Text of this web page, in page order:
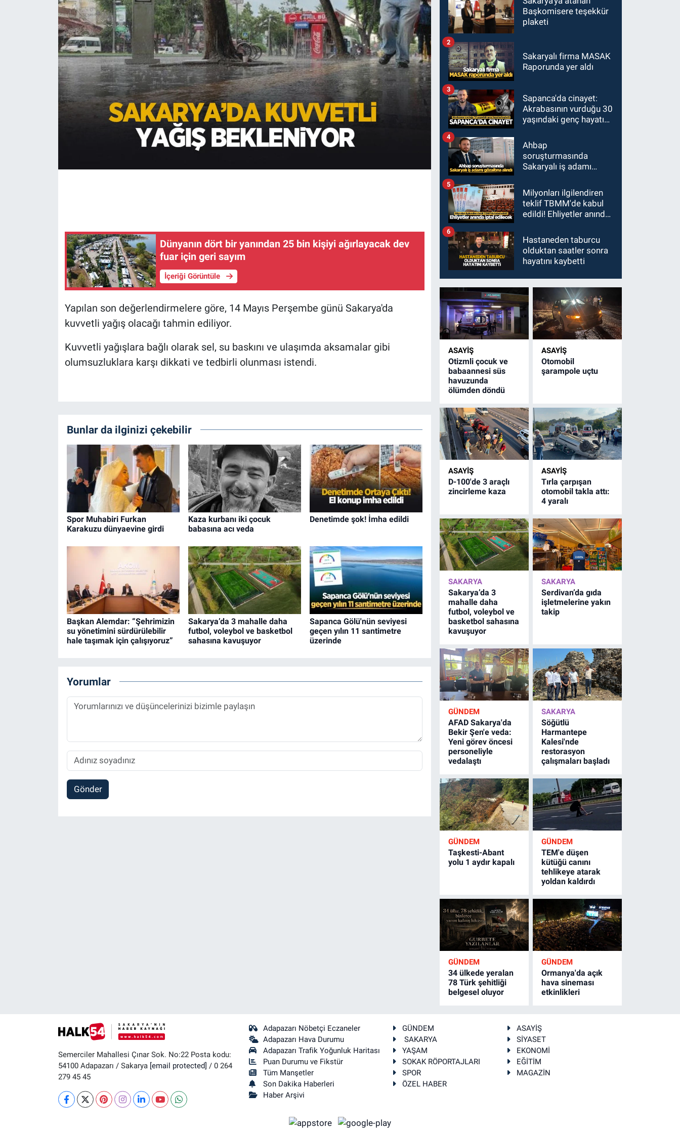
Dünyanın dört bir yanından 25 bin kişiyi ağırlayacak dev
fuar için geri sayım
İçeriği Görüntüle
Yapılan son değerlendirmelere göre, 14 Mayıs Perşembe günü Sakarya'da
kuvvetli yağış olacağı tahmin ediliyor.
Kuvvetli yağışlara bağlı olarak sel, su baskını ve ulaşımda aksamalar gibi
olumsuzluklara karşı dikkati ve tedbirli olunması istendi.
Bunlar da ilginizi çekebilir
Spor Muhabiri Furkan
Karakuzu dünyaevine girdi
Kaza kurbanı iki çocuk
babasına acı veda
Denetimde şok! İmha edildi
Başkan Alemdar: “Şehrimizin
su yönetimini sürdürülebilir
hale taşımak için çalışıyoruz”
Sakarya’da 3 mahalle daha
futbol, voleybol ve basketbol
sahasına kavuşuyor
Sapanca Gölü'nün seviyesi
geçen yılın 11 santimetre
üzerinde
Yorumlar
Gönder
Başkomisere teşekkür
plaketi
Sakaryalı firma MASAK
Raporunda yer aldı
2
Sapanca'da cinayet:
Akrabasının vurduğu 30
yaşındaki genç hayatını
3
Ahbap
soruşturmasında
Sakaryalı iş adamı
4
Milyonları ilgilendiren
teklif TBMM'de kabul
edildi! Ehliyetler anında
5
Hastaneden taburcu
olduktan saatler sonra
hayatını kaybetti
6
ASAYİŞ
Otizmli çocuk ve
babaannesi süs
havuzunda
ölümden döndü
ASAYİŞ
Otomobil
şarampole uçtu
ASAYİŞ
D-100'de 3 araçlı
zincirleme kaza
ASAYİŞ
Tırla çarpışan
otomobil takla attı:
4 yaralı
SAKARYA
Sakarya’da 3
mahalle daha
futbol, voleybol ve
basketbol sahasına
kavuşuyor
SAKARYA
Serdivan’da gıda
işletmelerine yakın
takip
GÜNDEM
AFAD Sakarya'da
Bekir Şen'e veda:
Yeni görev öncesi
personeliyle
vedalaştı
SAKARYA
Söğütlü
Harmantepe
Kalesi'nde
restorasyon
çalışmaları başladı
GÜNDEM
Taşkesti-Abant
yolu 1 aydır kapalı
GÜNDEM
TEM'e düşen
kütüğü canını
tehlikeye atarak
yoldan kaldırdı
GÜNDEM
34 ülkede yeralan
78 Türk şehitliği
belgesel oluyor
GÜNDEM
Ormanya'da açık
hava sineması
etkinlikleri
Semerciler Mahallesi Çınar Sok. No:22 Posta kodu:
54100 Adapazarı / Sakarya [email protected] / 0 264
279 45 45
Adapazarı Nöbetçi Eczaneler
Adapazarı Hava Durumu
Adapazarı Trafik Yoğunluk Haritası
Puan Durumu ve Fikstür
Tüm Manşetler
Son Dakika Haberleri
Haber Arşivi
GÜNDEM
ASAYİŞ
SAKARYA
SİYASET
YAŞAM
EKONOMİ
SOKAK RÖPORTAJLARI
EĞİTİM
SPOR
MAGAZİN
ÖZEL HABER
EĞİTİM
MAGAZİN
ÖZEL HABER
HALK54 PANORAMA